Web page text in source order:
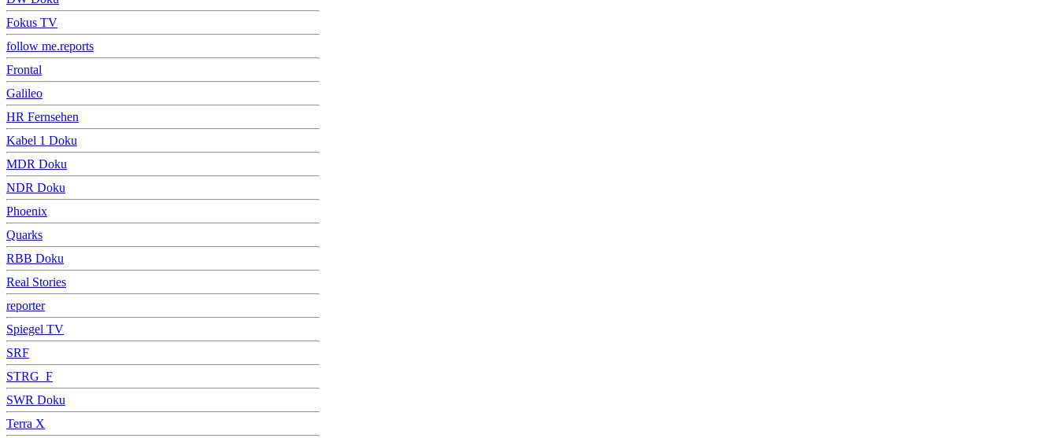
Fokus TV
follow me.reports
Frontal
Galileo
HR Fernsehen
Kabel 1 Doku
MDR Doku
NDR Doku
Phoenix
Quarks
RBB Doku
Real Stories
reporter
Spiegel TV
SRF
STRG_F
SWR Doku
Terra X